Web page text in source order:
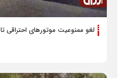
لغو ممنوعیت موتورهای احتراقی تا ۲۰۳۵